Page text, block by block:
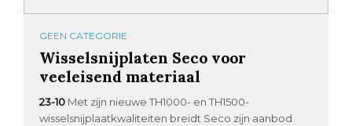
GEEN CATEGORIE
Wisselsnijplaten Seco voor
veeleisend materiaal
23-10 Met zijn nieuwe TH1000- en TH1500-
wisselsnijplaatkwaliteiten breidt Seco zijn aanbod